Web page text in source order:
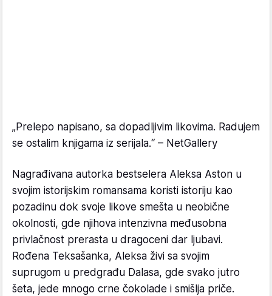
„Prelepo napisano, sa dopadljivim likovima. Radujem
se ostalim knjigama iz serijala.“ – NetGallery
Nagrađivana autorka bestselera Aleksa Aston u
svojim istorijskim romansama koristi istoriju kao
pozadinu dok svoje likove smešta u neobične
okolnosti, gde njihova intenzivna međusobna
privlačnost prerasta u dragoceni dar ljubavi.
Rođena Teksašanka, Aleksa živi sa svojim
suprugom u predgrađu Dalasa, gde svako jutro
šeta, jede mnogo crne čokolade i smišlja priče.